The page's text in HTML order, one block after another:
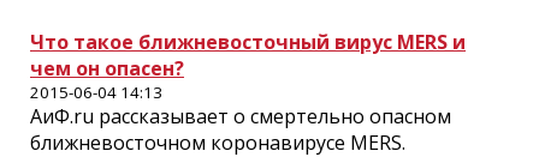
Что такое ближневосточный вирус MERS и
чем он опасен?
2015-06-04 14:13
АиФ.ru рассказывает о смертельно опасном
ближневосточном коронавирусе MERS.